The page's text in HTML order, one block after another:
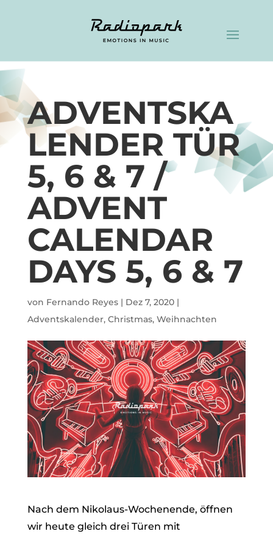
ADVENTSKA
LENDER TÜR
5, 6 & 7 /
ADVENT
CALENDAR
DAYS 5, 6 & 7
von Fernando Reyes| Dez 7, 2020|
Adventskalender, Christmas, Weihnachten
Nach dem Nikolaus-Wochenende, öffnen
wir heute gleich drei Türen mit